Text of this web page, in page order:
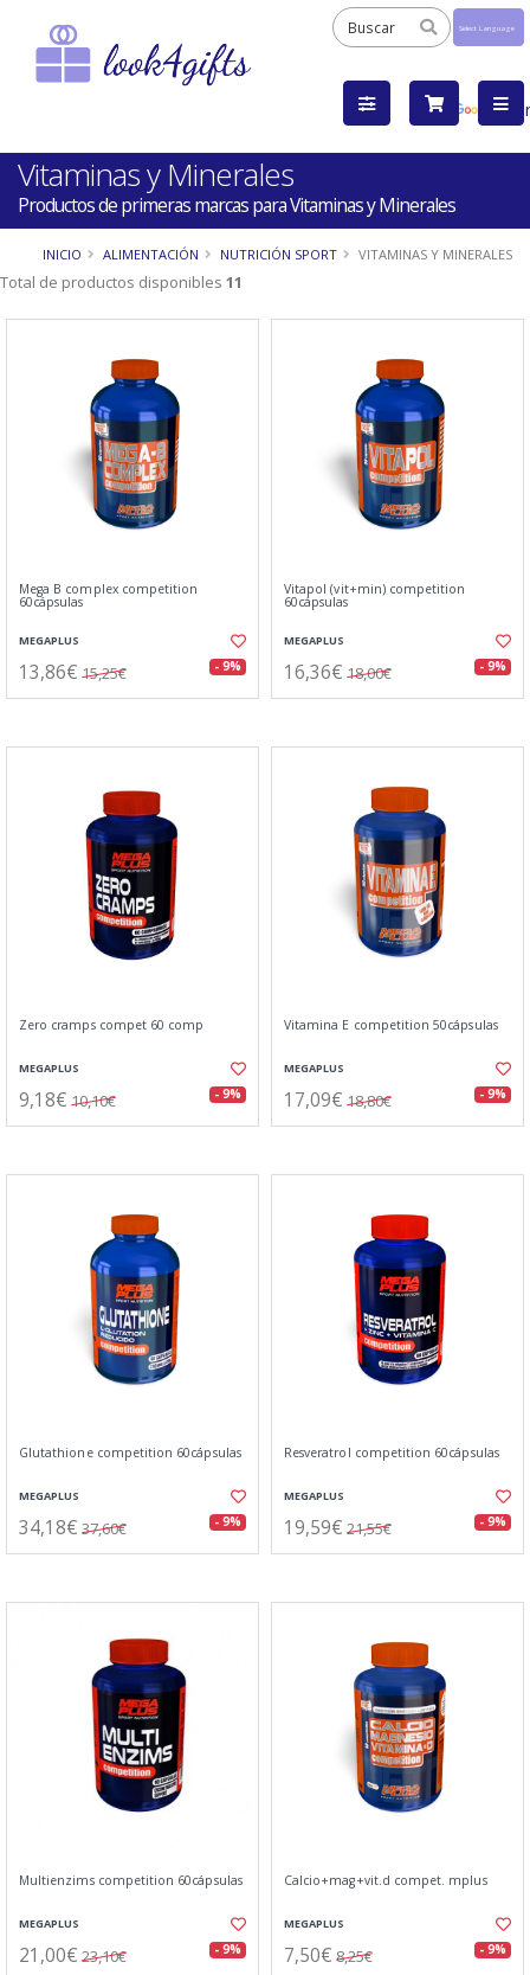
by
Vitaminas y Minerales
Productos de primeras marcas para Vitaminas y Minerales
INICIO ALIMENTACIÓN NUTRICIÓN SPORT VITAMINAS Y MINERALES
Total de productos disponibles 11
Mega B complex competition
60cápsulas
MEGAPLUS
13,86€ 15,25€ - 9%
Vitapol (vit+min) competition
60cápsulas
MEGAPLUS
16,36€ 18,00€ - 9%
Zero cramps compet 60 comp
MEGAPLUS
9,18€ 10,10€ - 9%
Vitamina E competition 50cápsulas
MEGAPLUS
17,09€ 18,80€ - 9%
Glutathione competition 60cápsulas
MEGAPLUS
34,18€ 37,60€ - 9%
Resveratrol competition 60cápsulas
MEGAPLUS
19,59€ 21,55€ - 9%
Multienzims competition 60cápsulas
MEGAPLUS
21,00€ 23,10€ - 9%
Calcio+mag+vit.d compet. mplus
MEGAPLUS
7,50€ 8,25€ - 9%